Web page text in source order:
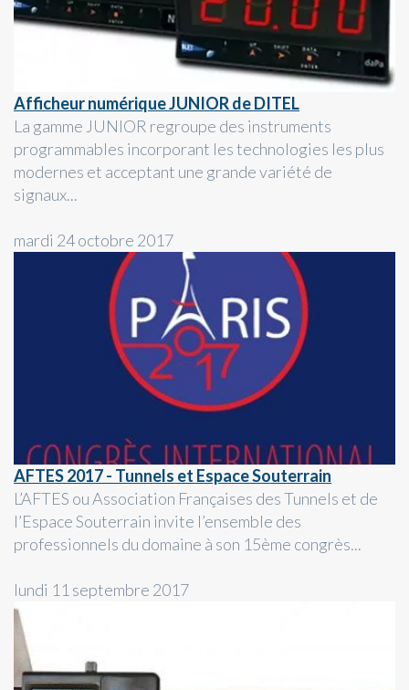
Afficheur numérique JUNIOR de DITEL
La gamme JUNIOR regroupe des instruments
programmables incorporant les technologies les plus
modernes et acceptant une grande variété de
signaux...
mardi 24 octobre 2017
AFTES 2017 - Tunnels et Espace Souterrain
L’AFTES ou Association Françaises des Tunnels et de
l’Espace Souterrain invite l’ensemble des
professionnels du domaine à son 15ème congrès...
lundi 11 septembre 2017